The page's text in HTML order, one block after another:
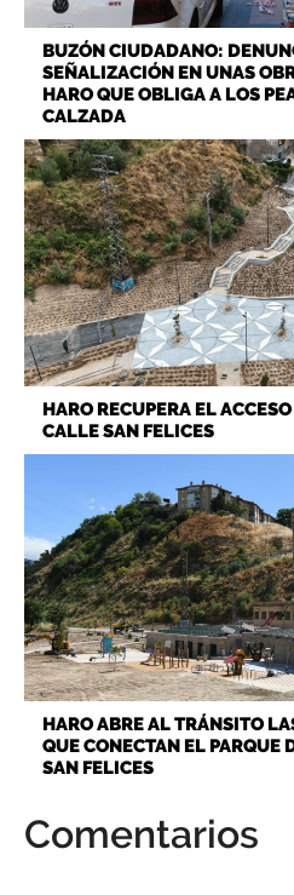
BUZÓN CIUDADANO:
SEÑALIZACIÓN EN UNAS
HARO QUE OBLIGA A LOS
CALZADA
HARO RECUPERA EL
CALLE SAN FELICES
HARO ABRE AL TRÁNSITO
QUE CONECTAN EL PARQUE
SAN FELICES
Comentarios